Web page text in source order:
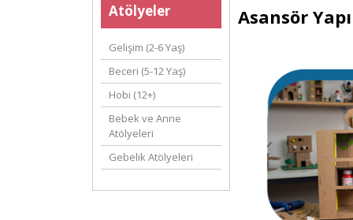
Atölyeler
Gelişim (2-6 Yaş)
Beceri (5-12 Yaş)
Hobi (12+)
Bebek ve Anne
Atölyeleri
Gebelik Atölyeleri
Asansör